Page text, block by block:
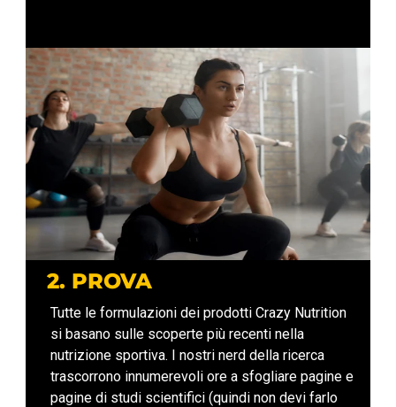
2. PROVA
Tutte le formulazioni dei prodotti Crazy Nutrition
si basano sulle scoperte più recenti nella
nutrizione sportiva. I nostri nerd della ricerca
trascorrono innumerevoli ore a sfogliare pagine e
pagine di studi scientifici (quindi non devi farlo